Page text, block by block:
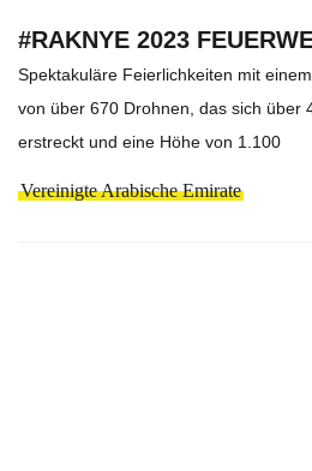
#RAKNYE 2023
Spektakuläre Feierlichkeiten mit
von über 670 Drohnen, das sich über
erstreckt und eine Höhe von 1.100
Vereinigte Arabische Emirate